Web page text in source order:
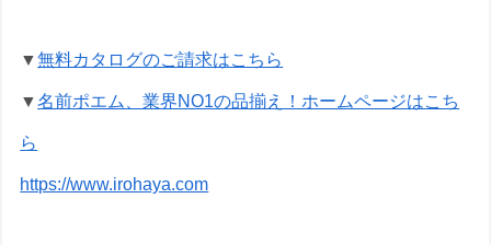
▼無料カタログのご請求はこちら
▼名前ポエム、業界NO1の品揃え！ホームページはこち
ら
https://www.irohaya.com